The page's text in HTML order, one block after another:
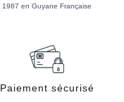
1987 en Guyane Française
Paiement sécurisé